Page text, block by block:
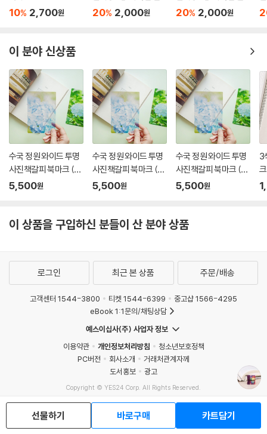
10% 2,700원
구 선물 기념품 답례품
20% 2,000원
구 선물 기념품 답례품
20% 2,000원
이 분야 신상품
수국 정원 와이드 투명
사진책갈피 북마크 (2
개1세트)
5,500원
수국 정원 와이드 투명
사진책갈피 북마크 (2
개1세트)
5,500원
수국 정원 와이드 투명
사진책갈피 북마크 (2
개1세트)
5,500원
3
이 상품을 구입하신 분들이 산 분야 상품
선물하기 바로구매 카트담기
로그인 최근 본 상품 주문/배송
고객센터 1544-3800 티켓 1544-6399
중고샵 1566-4295
eBook 1:1문의/채팅상담
예스이십사(주) 사업자 정보
이용약관
개인정보처리방침
청소년보호정책
PC버전
회사소개
거래처관계자께
도서홍보
광고
Copyright © YES24 Corp. All Rights Reserved.